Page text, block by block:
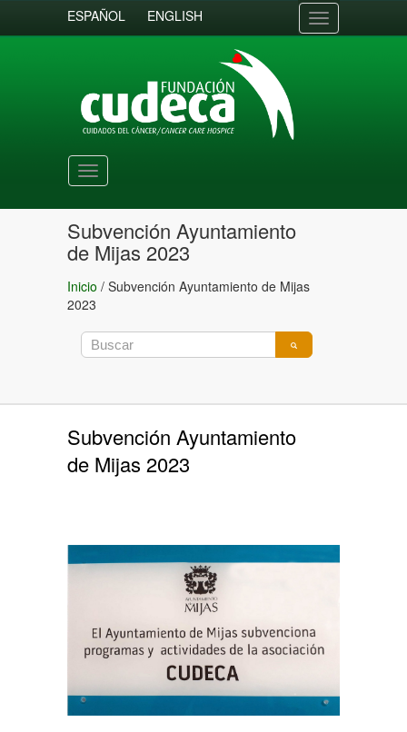
ESPAÑOL ENGLISH
Toggle
navigation
Toggle
navigation
Subvención Ayuntamiento
de Mijas 2023
Inicio / Subvención Ayuntamiento de Mijas
2023
Subvención Ayuntamiento
de Mijas 2023